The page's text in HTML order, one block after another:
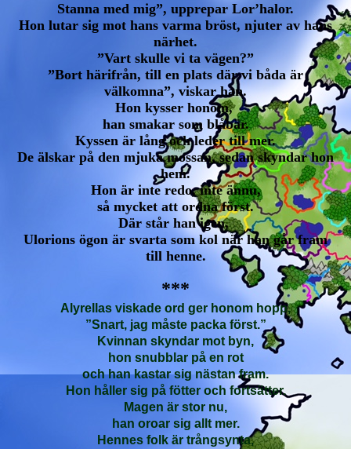
Stanna med mig”, upprepar Lor’halor.
Hon lutar sig mot hans varma bröst, njuter av hans
närhet.
”Vart skulle vi ta vägen?”
”Bort härifrån, till en plats där vi båda är
välkomna”, viskar han.
Hon kysser honom,
han smakar som blåbär.
Kyssen är lång och leder till mer.
De älskar på den mjuka mossan, sedan skyndar hon
hem.
Hon är inte redo, inte ännu,
så mycket att ordna först.
Där står han igen,
Ulorions ögon är svarta som kol när han går fram
till henne.
***
Alyrellas viskade ord ger honom hopp,
”Snart, jag måste packa först.”
Kvinnan skyndar mot byn,
hon snubblar på en rot
och han kastar sig nästan fram.
Hon håller sig på fötter och fortsätter.
Magen är stor nu,
han oroar sig allt mer.
Hennes folk är trångsynta,